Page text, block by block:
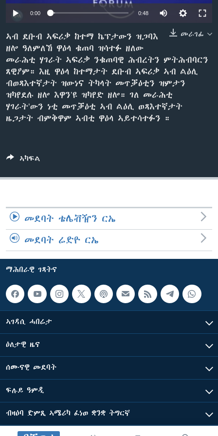
ቋንቋታት
0:00 0:48
መራገፊ
ኣብ ደቡብ ኣፍሪቃ ከተማ ኬፕታውን ዝጋባእ
ዘሎ ዓለምለኸ ዋዕላ ቁጠባ ዝሳተፉ ዘለው
መራሕቲ ሃገራት ኣፍሪቃ ንቁጠባዊ ሕብረትን ምትሕብባርን
ጸዊዖም። እዚ ዋዕላ ከተማታት ደቡብ ኣፍሪቃ ኣብ ልዕሊ
ብወጻእተኛታት ዝውነና ትካላት መጥቓዕቲን ዝምታን
ዝካየደሉ ዘሎ እዋን’ዩ ዝካየድ ዘሎ። ገለ መራሕቲ
ሃገራት’ውን ነቲ መጥቓዕቲ ኣብ ልዕሊ ወጻእተኛታት
ዜጋታት ብምቅዋም ኣብቲ ዋዕላ ኣይተሳተፉን ።
ኣካፍል
መደባት ቴሌቭዥን ርኤ
መደባት ሬድዮ ርኤ
ማሕበራዊ ገጻትና
ኣገዳሲ ሓበሬታ
ዕለታዊ ዜና
ሰሙናዊ መደባት
ፍሉይ ዓምዲ
ብዛዕባ ድምጺ ኣሜሪካ ፈነወ ቋንቋ ትግርኛ